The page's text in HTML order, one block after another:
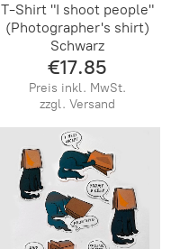
T-Shirt "I shoot people"
(Photographer's shirt)
Schwarz
€17.85
Preis inkl. MwSt.
zzgl. Versand